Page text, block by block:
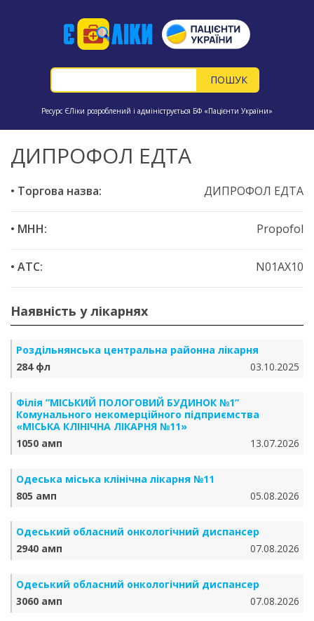
Ресурс ЄЛіки розроблений і адмініструється БФ «Пацієнти України»
ДИПРОФОЛ ЕДТА
• Торгова назва: ДИПРОФОЛ ЕДТА
• МНН: Propofol
• ATC: N01AX10
Наявність у лікарнях
Роздільнянська центральна районна лікарня
284 фл
03.10.2025
Філія ”МІСЬКИЙ ПОЛОГОВИЙ БУДИНОК №1”
Комунального некомерційного підприємства
«МІСЬКА КЛІНІЧНА ЛІКАРНЯ №11»
1050 амп
13.07.2026
Одеська міська клінічна лікарня №11
805 амп
05.08.2026
Одеський обласний онкологічний диспансер
2940 амп
07.08.2026
Одеський обласний онкологічний диспансер
3060 амп
07.08.2026